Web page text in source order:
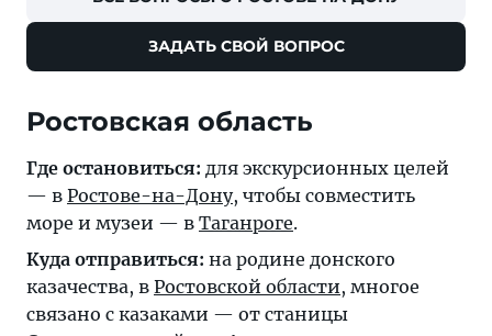
ЗАДАТЬ СВОЙ ВОПРОС
Ростовская область
Где остановиться: для экскурсионных целей
— в Ростове-на-Дону, чтобы совместить
море и музеи — в Таганроге.
Куда отправиться: на родине донского
казачества, в Ростовской области, многое
связано с казаками — от станицы